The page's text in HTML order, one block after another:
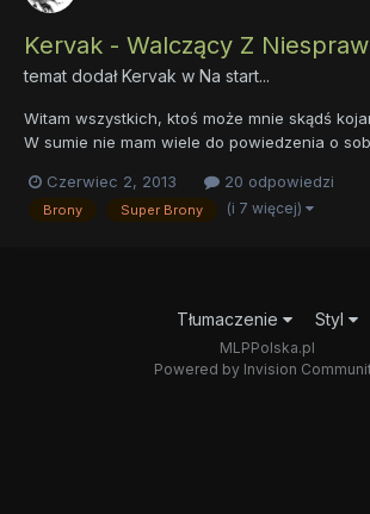
Kervak - Walczący Z
temat dodałKervak w Na start...
Witam wszystkich, ktoś może mnie skądś
W sumie nie mam wiele do powiedzenia o
innym pisarzom poprzez konstruktywne i miłe
Obecnie raczej nieaktywny, zmagający się z
Czerwiec 2, 2013 20 odpowiedzi
Brony Super Brony (i 7 więcej)
Tłumaczenie Styl
MLPPolska.pl
Powered by Invision